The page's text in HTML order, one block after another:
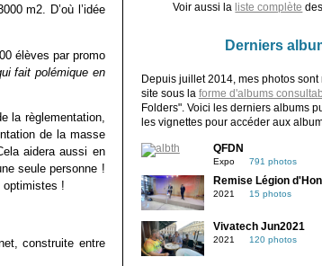
m2. D’où l’idée
élèves par promo
fait polémique en
la règlementation,
de la masse
aidera aussi en
seule personne !
optimistes !
construite entre
Voir aussi la liste complète
Derniers
Depuis juillet 2014, mes photos
site sous la forme d'albums
Folders". Voici les derniers albums
les vignettes pour accéder aux
QFDN
Expo 791 photos
Remise Légion
2021 15 photos
Vivatech Jun2021
2021 120 photos